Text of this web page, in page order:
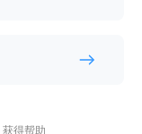
获得帮助